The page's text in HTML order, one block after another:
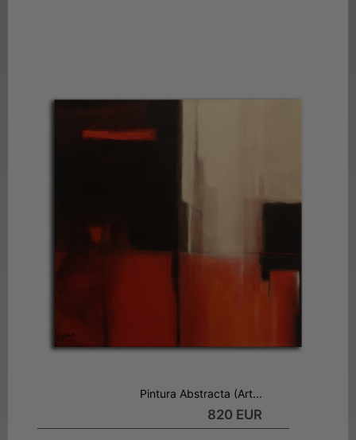
Pintura Abstracta (Art...
820 EUR